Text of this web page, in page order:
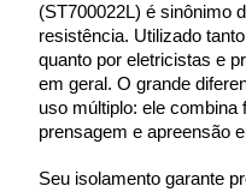
(ST700022L) é sinônimo
resistência. Utilizado
quanto por eletricistas e
em geral. O grande
uso múltiplo: ele combina
prensagem e apreensão
Seu isolamento garante